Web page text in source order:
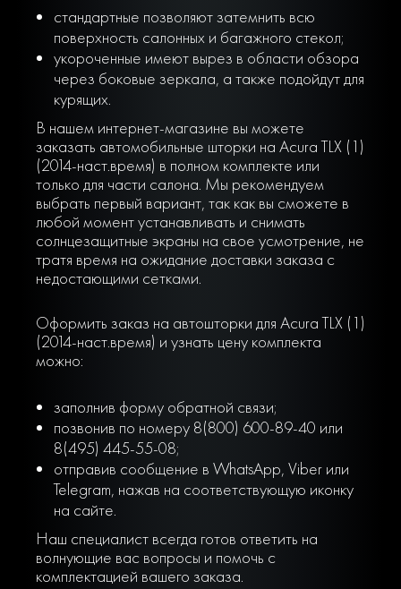
стандартные позволяют затемнить всю
поверхность салонных и багажного стекол;
укороченные имеют вырез в области обзора
через боковые зеркала, а также подойдут для
курящих.
В нашем интернет-магазине вы можете
заказать автомобильные шторки на Acura TLX (1)
(2014-наст.время) в полном комплекте или
только для части салона. Мы рекомендуем
выбрать первый вариант, так как вы сможете в
любой момент устанавливать и снимать
солнцезащитные экраны на свое усмотрение, не
тратя время на ожидание доставки заказа с
недостающими сетками.
Оформить заказ на автошторки для Acura TLX (1)
(2014-наст.время) и узнать цену комплекта
можно:
заполнив форму обратной связи;
позвонив по номеру 8(800) 600-89-40 или
8(495) 445-55-08;
отправив сообщение в WhatsApp, Viber или
Telegram, нажав на соответствующую иконку
на сайте.
Наш специалист всегда готов ответить на
волнующие вас вопросы и помочь с
комплектацией вашего заказа.